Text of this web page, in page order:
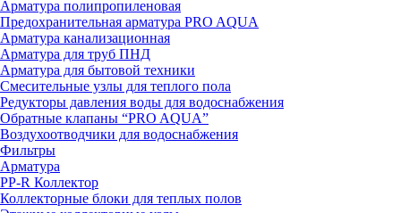
Арматура полипропиленовая
Предохранительная арматура PRO AQUA
Арматура канализационная
Арматура для труб ПНД
Арматура для бытовой техники
Смесительные узлы для теплого пола
Редукторы давления воды для водоснабжения
Обратные клапаны “PRO AQUA”
Воздухоотводчики для водоснабжения
Фильтры
Арматура
PP-R Коллектор
Коллекторные блоки для теплых полов